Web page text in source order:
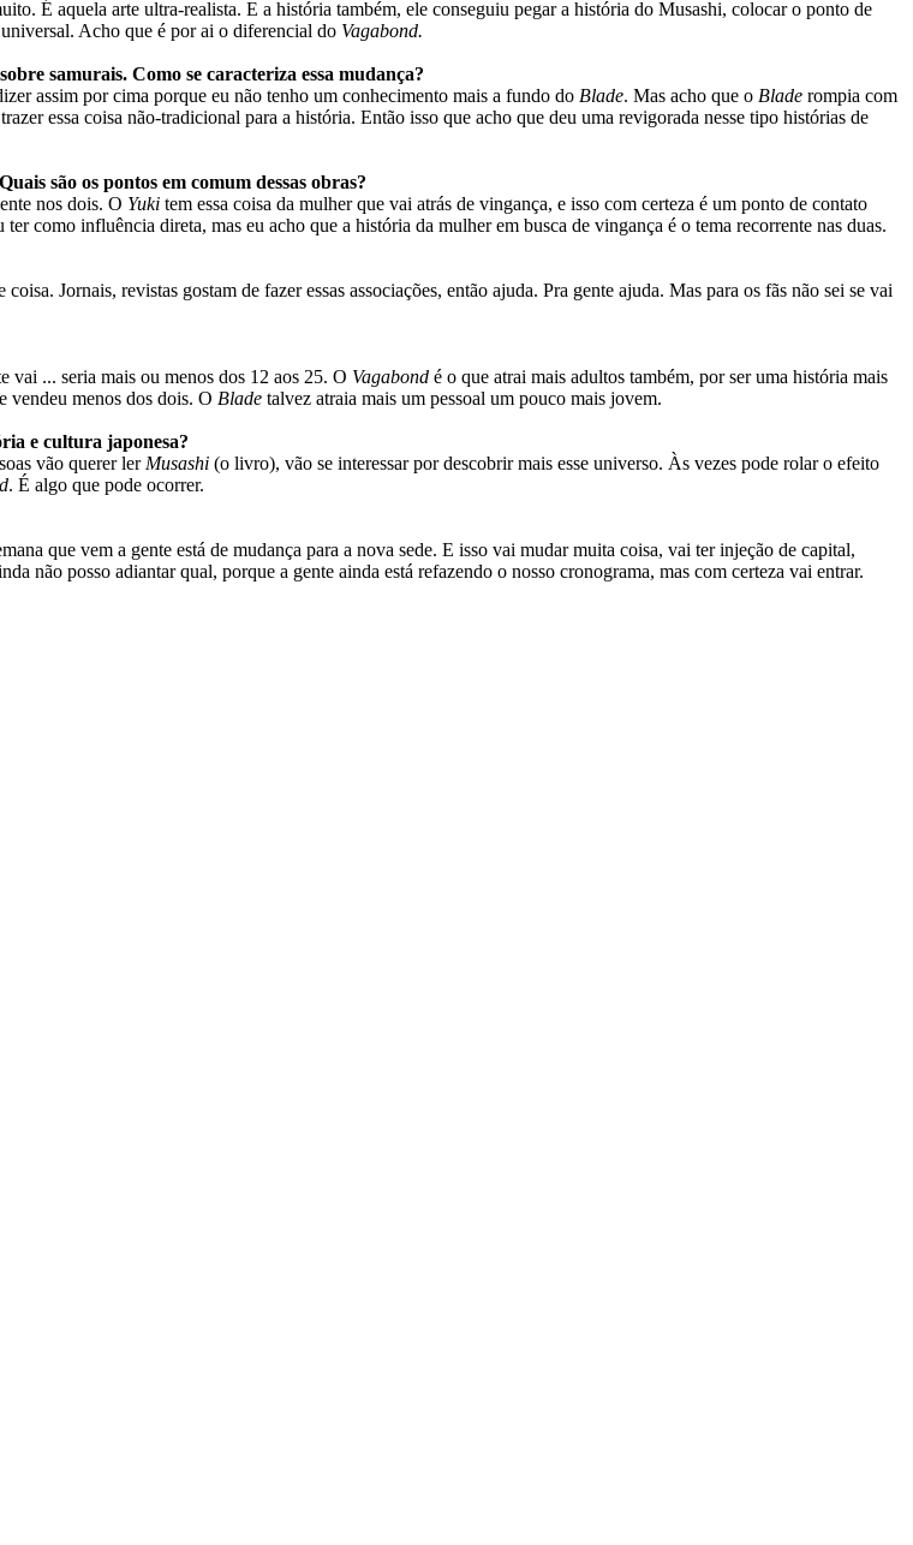
É aquela arte ultra-realista. E a história também, ele conseguiu pegar a história do Musashi, colocar o ponto de
Acho que é por ai o diferencial do Vagabond.
samurais. Como se caracteriza essa mudança?
assim por cima porque eu não tenho um conhecimento mais a fundo do Blade. Mas acho que o Blade rompia com
essa coisa não-tradicional para a história. Então isso que acho que deu uma revigorada nesse tipo histórias de
são os pontos em comum dessas obras?
nos dois. O Yuki tem essa coisa da mulher que vai atrás de vingança, e isso com certeza é um ponto de contato
como influência direta, mas eu acho que a história da mulher em busca de vingança é o tema recorrente nas duas.
Jornais, revistas gostam de fazer essas associações, então ajuda. Pra gente ajuda. Mas para os fãs não sei se vai
vai ... seria mais ou menos dos 12 aos 25. O Vagabond é o que atrai mais adultos também, por ser uma história mais
vendeu menos dos dois. O Blade talvez atraia mais um pessoal um pouco mais jovem.
e cultura japonesa?
vão querer ler Musashi (o livro), vão se interessar por descobrir mais esse universo. Às vezes pode rolar o efeito
. É algo que pode ocorrer.
que vem a gente está de mudança para a nova sede. E isso vai mudar muita coisa, vai ter injeção de capital,
não posso adiantar qual, porque a gente ainda está refazendo o nosso cronograma, mas com certeza vai entrar.